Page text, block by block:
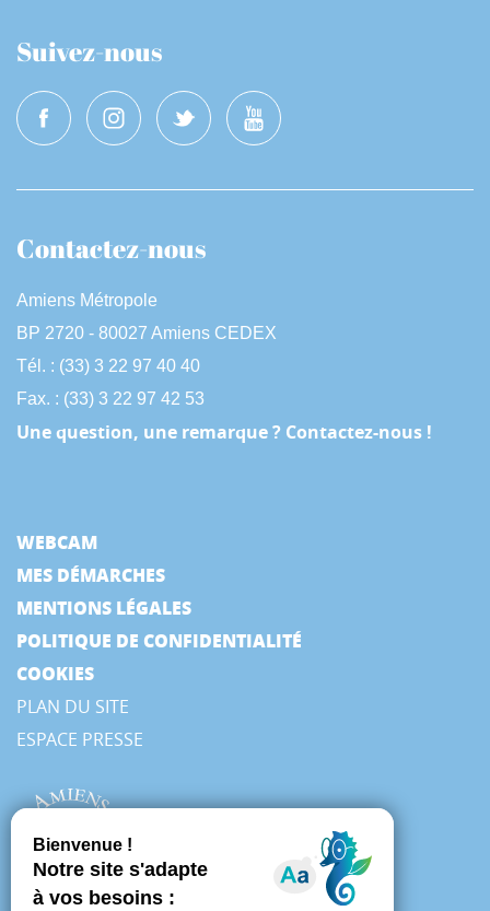
Suivez-nous
Contactez-nous
Amiens Métropole
BP 2720 - 80027 Amiens CEDEX
Tél. : (33) 3 22 97 40 40
Fax. : (33) 3 22 97 42 53
Une question, une remarque ? Contactez-nous !
WEBCAM
MES DÉMARCHES
MENTIONS LÉGALES
POLITIQUE DE CONFIDENTIALITÉ
COOKIES
PLAN DU SITE
ESPACE PRESSE